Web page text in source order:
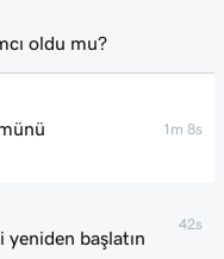
1m 8s
başlatın
42s
oldu mu?